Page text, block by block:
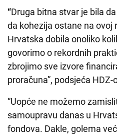
“Druga bitna stvar je bila
da kohezija ostane na ovoj
Hrvatska dobila onoliko
govorimo o rekordnih
zbrojimo sve izvore
proračuna”, podsjeća
“Uopće ne možemo
samoupravu danas u
fondova. Dakle, golema